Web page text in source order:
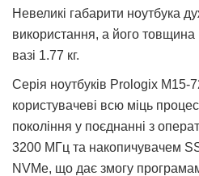
Невеликі габарити ноутбука
використання, а його
вазі 1.77 кг.
Серія ноутбуків Prologix M15-
користувачеві всю міць
покоління у поєднанні з
3200 МГц та накопичувачем
NVMe, що дає змогу